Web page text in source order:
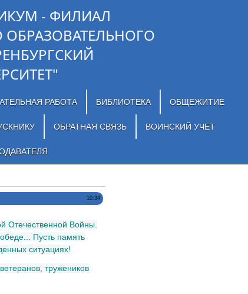
- ФИЛИАЛ
РАБОТА БИБЛИОТЕКА ОБЩЕЖИТИЕ
ОБРАТНАЯ СВЯЗЬ ВОИНСКИЙ УЧЕТ
10:34
Отечественной Войны.
Пусть память
ситуациях!
тружеников